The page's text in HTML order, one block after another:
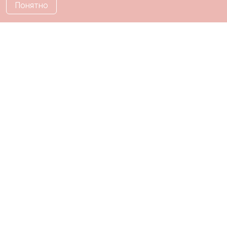
Каталог
Понятно